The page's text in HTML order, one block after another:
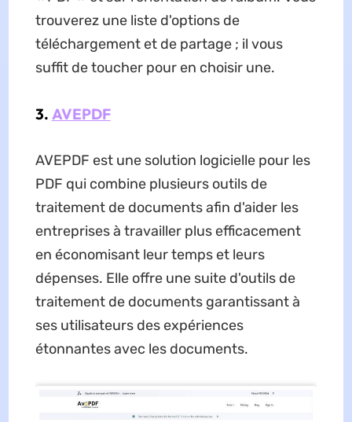
trouverez une liste d'options de
téléchargement et de partage ; il vous
suffit de toucher pour en choisir une.
3. AVEPDF
AVEPDF est une solution logicielle pour les
PDF qui combine plusieurs outils de
traitement de documents afin d'aider les
entreprises à travailler plus efficacement
en économisant leur temps et leurs
dépenses. Elle offre une suite d'outils de
traitement de documents garantissant à
ses utilisateurs des expériences
étonnantes avec les documents.